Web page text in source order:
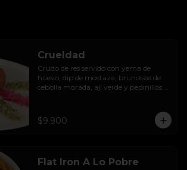
Crueldad
Crudo de res servido con yema de
huevo, dip de mostaza, brunoisse de
cebolla morada, ají verde y pepinillos
$9.900
Flat Iron A Lo Pobre